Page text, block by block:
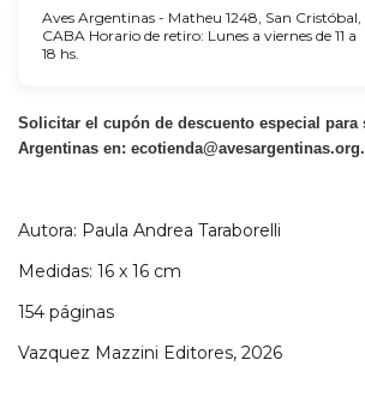
Aves Argentinas - Matheu 1248, San Cristóbal,
CABA Horario de retiro: Lunes a viernes de 11 a
18 hs.
Solicitar el cupón de descuento especial para
Argentinas en:
Autora: Paula Andrea Taraborelli
Medidas: 16 x 16 cm
154 páginas
Vazquez Mazzini Editores, 2026